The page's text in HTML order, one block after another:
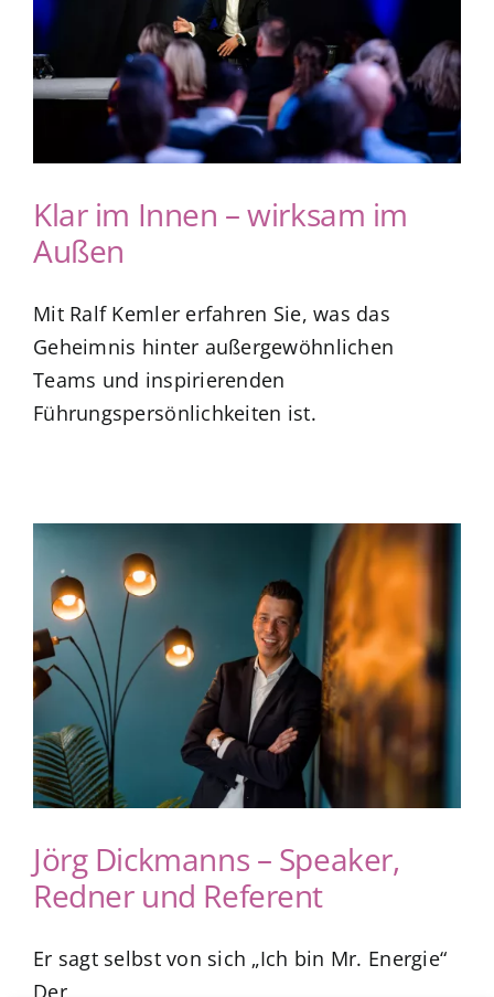
Klar im Innen – wirksam im
Außen
Mit Ralf Kemler erfahren Sie, was das
Geheimnis hinter außergewöhnlichen
Teams und inspirierenden
Führungspersönlichkeiten ist.
Jörg Dickmanns – Speaker,
Redner und Referent
Er sagt selbst von sich „Ich bin Mr. Energie“